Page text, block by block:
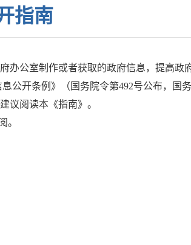
指南
办公室制作或者获取的政府信息，提高
开条例》（国务院令第492号公布，国
议阅读本《指南》。
。